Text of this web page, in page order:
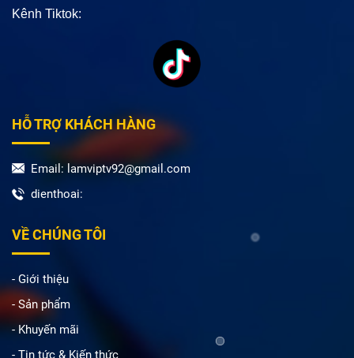
Kênh Tiktok:
HỖ TRỢ KHÁCH HÀNG
Email: lamviptv92@gmail.com
dienthoai:
VỀ CHÚNG TÔI
- Giới thiệu
- Sản phẩm
- Khuyến mãi
- Tin tức & Kiến thức